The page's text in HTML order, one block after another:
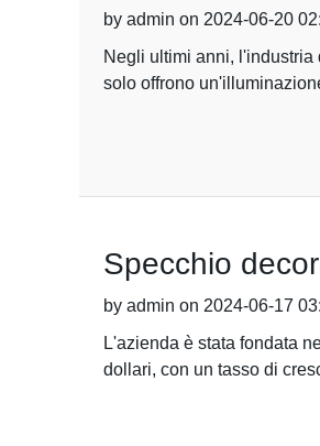
by admin on 2024-06-20
Negli ultimi anni,
solo offrono
Specchio
by admin on 2024-06-17
L'azienda è stata fondata
dollari, con un tasso di